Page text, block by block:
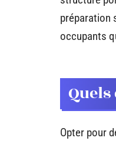
préparation
occupants
Opter pour